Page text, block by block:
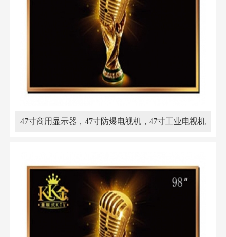
47寸商用显示器，47寸防爆电视机，47寸工业电视机